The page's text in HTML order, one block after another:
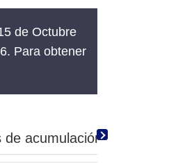
de Octubre
Para obtener
acumulación de millas